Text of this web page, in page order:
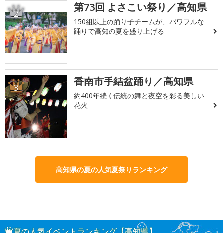
2 第73回 よさこい祭り／高知県
150組以上の踊り子チームが、パワフルな
踊りで高知の夏を盛り上げる
3 香南市手結盆踊り／高知県
約400年続く伝統の舞と夜空を彩る美しい
花火
高知県の夏の人気夏祭りランキング